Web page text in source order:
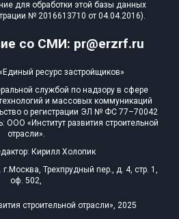
со СМИ: pr@erzrf.ru
для обработки этой базы данных
№ 2016613710 от 04.04.2016).
ресурс застройщиков»
службой по надзору в сфере
и массовых коммуникаций
о регистрации ЭЛ № ФС 77–70042
ООО «Институт развития строительной
отрасли».
Кирилл Холопик
Трехпрудный пер., д. 4, стр. 1,
оф. 502,
строительной отрасли», 2025